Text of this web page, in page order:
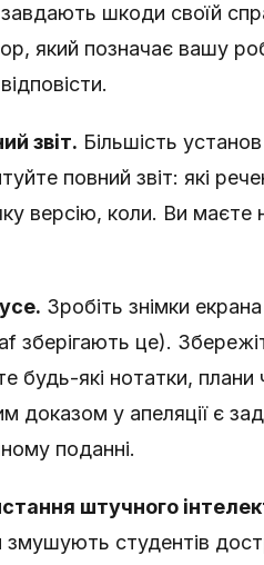
завдають шкоди своїй
який позначає вашу
звіт. Більшість
повний звіт: які
версію, коли. Ви
Зробіть знімки
зберігають це).
будь-які нотатки,
доказом у апеляції є
поданні.
штучного
змушують студентів